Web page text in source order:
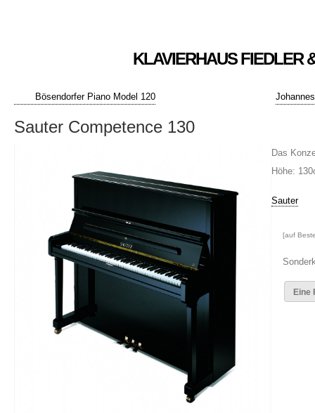
KLAVIERHAUS FIEDLER
Bösendorfer Piano Model 120
Sauter Competence 130
Das
Höhe:
Sauter
[auf
Eine